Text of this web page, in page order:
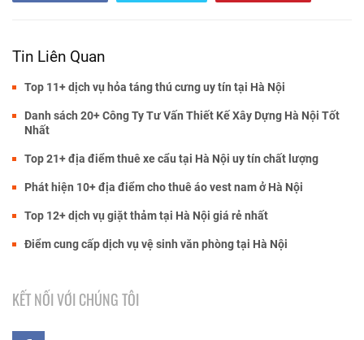
Tin Liên Quan
Top 11+ dịch vụ hỏa táng thú cưng uy tín tại Hà Nội
Danh sách 20+ Công Ty Tư Vấn Thiết Kế Xây Dựng Hà Nội Tốt
Nhất
Top 21+ địa điểm thuê xe cẩu tại Hà Nội uy tín chất lượng
Phát hiện 10+ địa điểm cho thuê áo vest nam ở Hà Nội
Top 12+ dịch vụ giặt thảm tại Hà Nội giá rẻ nhất
Điểm cung cấp dịch vụ vệ sinh văn phòng tại Hà Nội
KẾT NỐI VỚI CHÚNG TÔI